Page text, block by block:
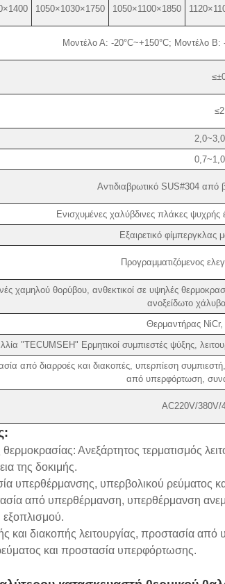
1050×1030×1750 1050×1100×1850
Μοντέλο Α: -20°C~+150°C; Μοντέλο Β:
Αντιδιαβρωτικό SUS#304 από
Ενισχυμένες χαλύβδινες πλάκες
Εξαιρετικό φίμπεργκλας
Προγραμματιζόμενος
χαμηλού θορύβου, ανθεκτικοί σε υψηλές
ανοξείδωτο
Θερμαντήρας NiCr,
"TECUMSEH" Ερμητικοί συμπιεστές ψύξης,
από διαρροές και διακοπές, υπερπίεση
από υπερφόρτωση,
AC220V/380V/
θερμοκρασίας: Ανεξάρτητος τερματισμός
της δοκιμής.
υπερθέρμανσης, υπερβολικού ρεύματος
από υπερθέρμανση, υπερθέρμανση
και διακοπής λειτουργίας, προστασία
και προστασία υπερφόρτωσης.